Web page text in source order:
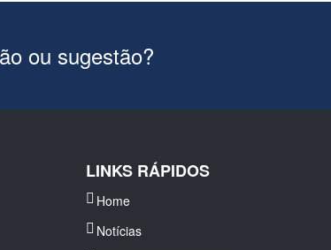
ou sugestão?
LINKS RÁPIDOS
Home
Notícias